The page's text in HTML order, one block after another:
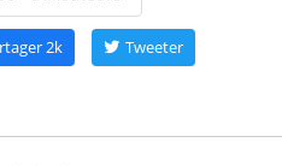
2k Tweeter